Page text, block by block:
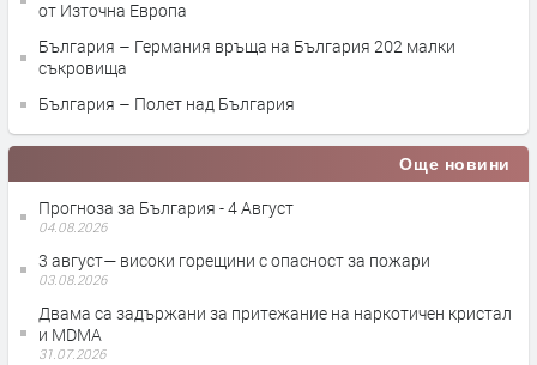
от Източна Европа
България – Германия връща на България 202 малки
съкровища
България – Полет над България
Още новини
Прогноза за България - 4 Август
04.08.2026
3 август— високи горещини с опасност за пожари
03.08.2026
Двама са задържани за притежание на наркотичен кристал
и MDMA
31.07.2026